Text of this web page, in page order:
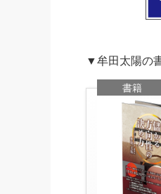
▼牟田太陽の
書籍